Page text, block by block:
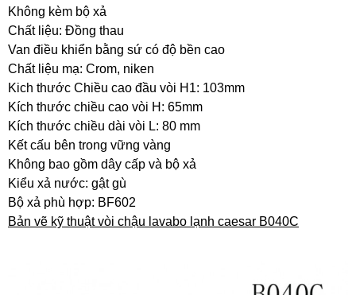
Không kèm bộ xả
Chất liệu: Đồng thau
Van điều khiển bằng sứ có độ bền cao
Chất liệu mạ: Crom, niken
Kich thước Chiều cao đầu vòi H1: 103mm
Kích thước chiều cao vòi H: 65mm
Kích thước chiều dài vòi L: 80 mm
Kết cấu bên trong vững vàng
Không bao gồm dây cấp và bộ xả
Kiểu xả nước: gật gù
Bộ xả phù hợp: BF602
Bản vẽ kỹ thuật vòi chậu lavabo lạnh caesar B040C